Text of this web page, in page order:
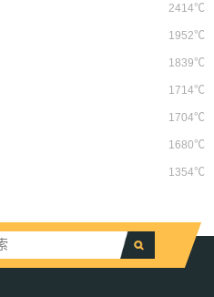
2414℃
1952℃
1839℃
1714℃
1704℃
1680℃
1354℃